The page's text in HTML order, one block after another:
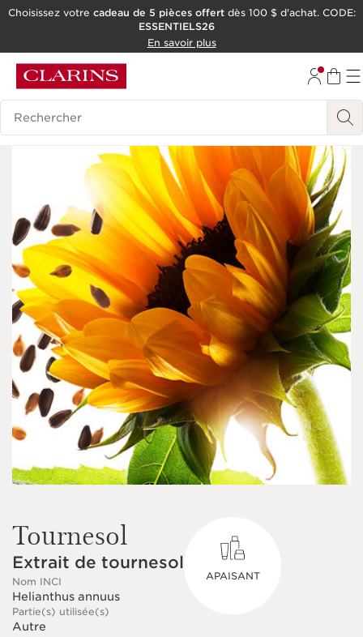
ALLER AU CONTENU
OUTIL D'ACCESSIBILITÉ
Choisissez votre cadeau de 5 pièces offertdès 100 $ d'achat. CODE:
ESSENTIELS26
En savoir plus
Historique des recherches
Tournesol
Extrait de tournesol
Nom INCI
Helianthus annuus
Partie(s) utilisée(s)
Autre
APAISANT